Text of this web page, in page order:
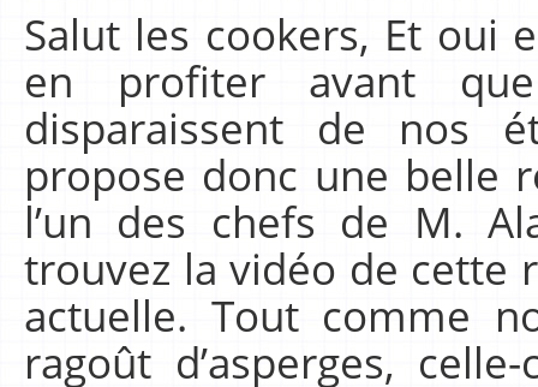
Salut les cookers, Et oui
en profiter avant
disparaissent de nos
propose donc une belle
l’un des chefs de M.
trouvez la vidéo de cette
actuelle. Tout comme
ragoût d’asperges,